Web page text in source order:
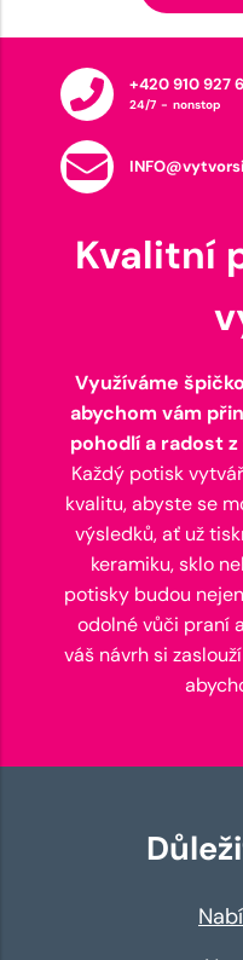
+420 910 927
24/7 - nonstop
Kvalitní
Využíváme
abychom vám
pohodlí a radost
Každý potisk
kvalitu, abyste se
výsledků, ať už
keramiku, sklo
potisky budou
odolné vůči praní
váš návrh si